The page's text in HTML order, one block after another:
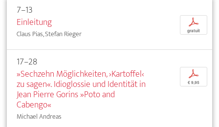
7–13
Einleitung
Claus Pias, Stefan Rieger
p
gratuit
17–28
»Sechzehn Möglichkeiten, ›Kartoffel‹
zu sagen«. Idioglossie und Identität in
Jean Pierre Gorins »Poto and
Cabengo«
Michael Andreas
p
€ 9,95